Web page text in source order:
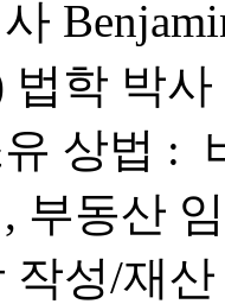
법학 박
상법 :
부동산
성/재